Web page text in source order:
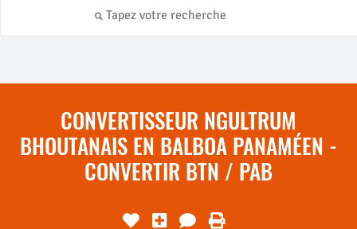
CONVERTISSEUR NGULTRUM
BHOUTANAIS EN BALBOA PANAMÉEN -
CONVERTIR BTN / PAB